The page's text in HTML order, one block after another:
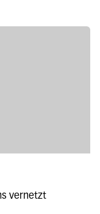
vernetzt